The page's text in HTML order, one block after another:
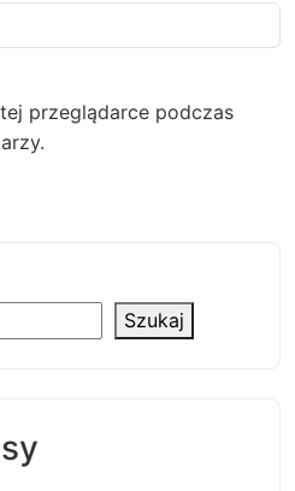
przeglądarce podczas
Szukaj